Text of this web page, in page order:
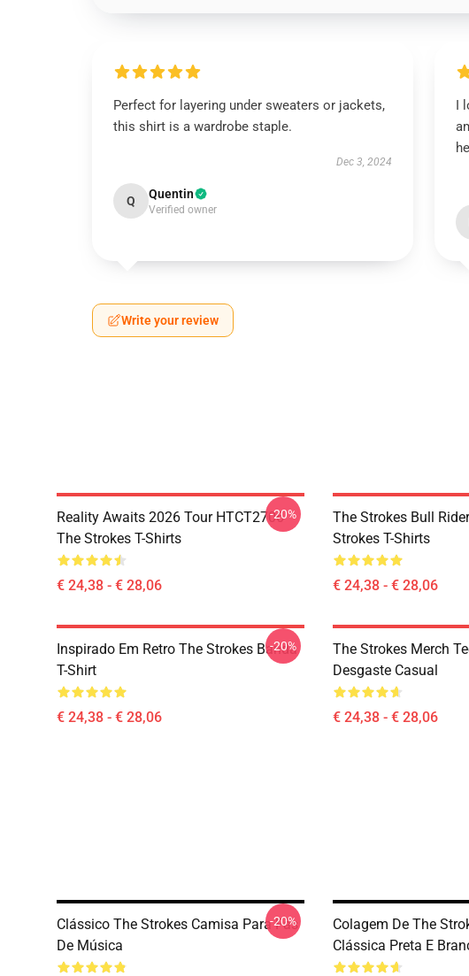
Perfect for layering under sweaters or jackets,
this shirt is a wardrobe staple.
Dec 3, 2024
Q Quentin
Verified owner
I
Write your review
Reality Awaits 2026 Tour HTCT2706
The Strokes T-Shirts
€ 24,38 - € 28,06
-20%
The Strokes Bull
Strokes T-Shirts
€ 24,38 - € 28,06
Inspirado Em Retro The Strokes Banda
T-Shirt
€ 24,38 - € 28,06
-20%
The Strokes Merch
Desgaste Casual
€ 24,38 - € 28,06
Clássico The Strokes Camisa Para Fãs
De Música
-20%
Colagem De The
Clássica Preta E